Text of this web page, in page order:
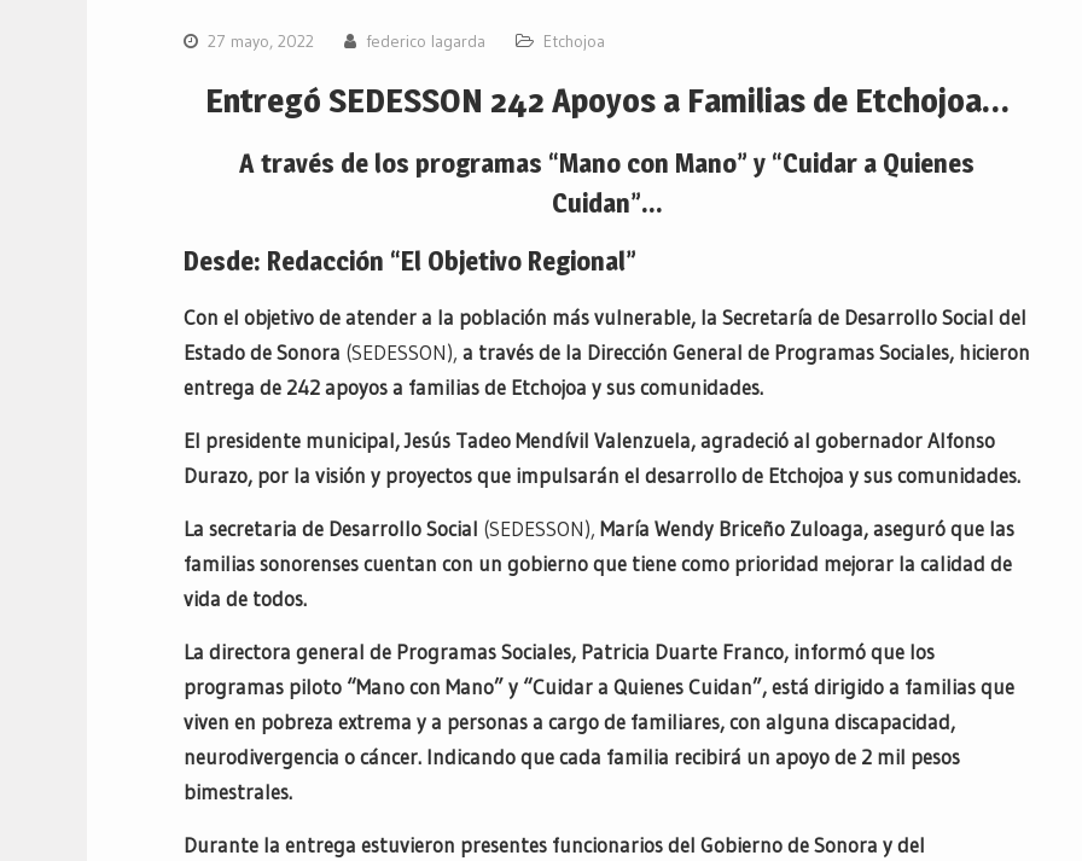
27 mayo, 2022 federico lagarda Etchojoa
Entregó SEDESSON 242 Apoyos a Familias de Etchojoa…
A través de los programas “Mano con Mano” y “Cuidar a Quienes
Cuidan”…
Desde: Redacción “El Objetivo Regional”
Con el objetivo de atender a la población más vulnerable, la Secretaría de Desarrollo Social del
Estado de Sonora (SEDESSON), a través de la Dirección General de Programas Sociales, hicieron
entrega de 242 apoyos a familias de Etchojoa y sus comunidades.
El presidente municipal, Jesús Tadeo Mendívil Valenzuela, agradeció al gobernador Alfonso
Durazo, por la visión y proyectos que impulsarán el desarrollo de Etchojoa y sus comunidades.
La secretaria de Desarrollo Social (SEDESSON), María Wendy Briceño Zuloaga, aseguró que las
familias sonorenses cuentan con un gobierno que tiene como prioridad mejorar la calidad de
vida de todos.
La directora general de Programas Sociales, Patricia Duarte Franco, informó que los
programas piloto “Mano con Mano” y “Cuidar a Quienes Cuidan”, está dirigido a familias que
viven en pobreza extrema y a personas a cargo de familiares, con alguna discapacidad,
neurodivergencia o cáncer. Indicando que cada familia recibirá un apoyo de 2 mil pesos
bimestrales.
Durante la entrega estuvieron presentes funcionarios del Gobierno de Sonora y del